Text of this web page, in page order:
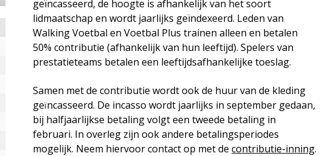
geïncasseerd, de hoogte is afhankelijk van het soort
lidmaatschap en wordt jaarlijks geïndexeerd. Leden van
Walking Voetbal en Voetbal Plus trainen alleen en betalen
50% contributie (afhankelijk van hun leeftijd). Spelers van
prestatieteams betalen een leeftijdsafhankelijke toeslag.
Samen met de contributie wordt ook de huur van de kleding
geïncasseerd. De incasso wordt jaarlijks in september gedaan,
bij halfjaarlijkse betaling volgt een tweede betaling in
februari. In overleg zijn ook andere betalingsperiodes
mogelijk. Neem hiervoor contact op met decontributie-inning.